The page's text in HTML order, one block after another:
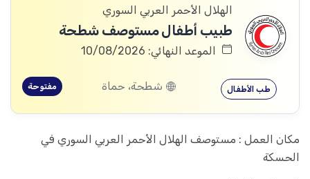
الهلال الأحمر العربي السوري
طبيب أطفال مستوصف شطحة
الموعد النهائي: 10/08/2026
طب الأطفال شطحة، حماة مفتوحة
مكان العمل : مستوصف الهلال الأحمر العربي السوري في
الحسكة